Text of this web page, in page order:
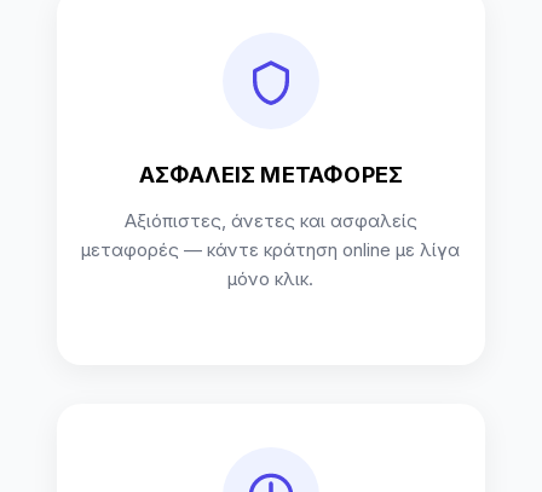
ΑΣΦΑΛΕΙΣ ΜΕΤΑΦΟΡΕΣ
Αξιόπιστες, άνετες και ασφαλείς
μεταφορές — κάντε κράτηση online με λίγα
μόνο κλικ.